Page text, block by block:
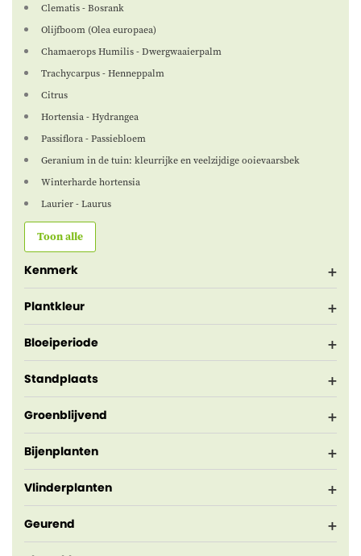
Clematis - Bosrank
Olijfboom (Olea europaea)
Chamaerops Humilis - Dwergwaaierpalm
Trachycarpus - Henneppalm
Citrus
Hortensia - Hydrangea
Passiflora - Passiebloem
Geranium in de tuin: kleurrijke en veelzijdige ooievaarsbek
Winterharde hortensia
Laurier - Laurus
Toon alle
Kenmerk
Plantkleur
Bloeiperiode
Standplaats
Groenblijvend
Bijenplanten
Vlinderplanten
Geurend